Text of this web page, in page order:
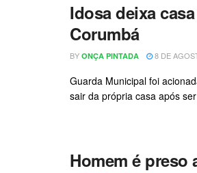
Idosa deixa
Corumbá
BY ONÇA PINTADA 8 DE
Guarda Municipal foi
sair da própria casa após
Homem é preso